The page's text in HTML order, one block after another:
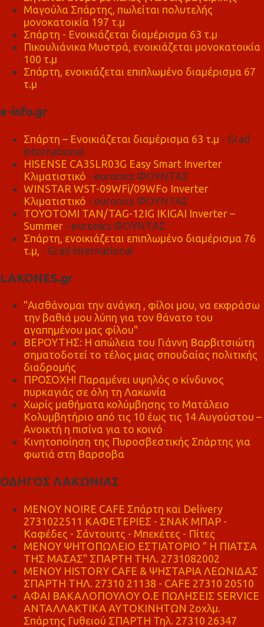
Μαγούλα Σπάρτης, πωλείται πολυτελής
μονοκατοικία 197 τ.μ
Σπάρτη - Ενοικιάζεται διαμέρισμα 63 τ.μ
Πικουλιάνικα Μυστρά, ενοικιάζεται μονοκατοικία
100 τ.μ
Σπάρτη, ενοικιάζεται επιπλωμένο διαμέρισμα 67
τ.μ
e-info.gr
Σπάρτη – Ενοικιάζεται διαμέρισμα 63 τ.μ - Grad
international
HISENSE CA35LR03G Easy Smart Inverter
Κλιματιστικό - euronics ΦΟΥΝΤΑΣ
WINSTAR WST-09WFi/09WFo Inverter
Κλιματιστικό - euronics ΦΟΥΝΤΑΣ
TOYOTOMI TAN/TAG-12IG IKIGAI Inverter –
Summer - euronics ΦΟΥΝΤΑΣ
Σπάρτη, ενοικιάζεται επιπλωμένο διαμέρισμα 76
τ.μ, - Grad international
LAKONES.gr
"Αισθάνομαι την ανάγκη , φίλοι μου, να εκφράσω
την βαθιά μου λύπη για τον θάνατο του
αγαπημένου μας φίλου"
ΒΕΡΟΥΤΗΣ: Η απώλεια του Γιάννη Βαρβιτσιώτη
σηματοδοτεί το τέλος μιας σπουδαίας πολιτικής
διαδρομής
ΠΡΟΣΟΧΗ! Παραμένει υψηλός ο κίνδυνος
πυρκαγιάς σε όλη τη Λακωνία
Χωρίς μαθήματα κολύμβησης το Ματάλειο
Κολυμβητήριο από τις 10 έως τις 14 Αυγούστου –
Ανοικτή η πισίνα για το κοινό
Κινητοποίηση της Πυροσβεστικής Σπάρτης για
φωτιά στη Βαρσοβα
ΟΔΗΓΟΣ ΛΑΚΩΝΙΑΣ
MENOY NOIRE CAFE Σπάρτη και Delivery
2731022511 ΚΑΦΕΤΕΡΙΕΣ - ΣΝΑΚ ΜΠΑΡ -
Καφέδες - Σάντουιτς - Μπεκέτες - Πίτες
ΜΕΝΟΥ ΨΗΤΟΠΩΛΕΙΟ ΕΣΤΙΑΤΟΡΙΟ " Η ΠΙΑΤΣΑ
ΤΗΣ ΜΑΣΑΣ" ΣΠΑΡΤΗ ΤΗΛ. 2731082002
ΜΕΝΟΥ HISTORY CAFE & ΨΗΣΤΑΡΙΑ ΛΕΩΝΙΔΑΣ
ΣΠΑΡΤΗ ΤΗΛ. 27310 21138 - CAFE 27310 20510
ΑΦΑΙ ΒΑΚΑΛΟΠΟΥΛΟΥ Ο.Ε ΠΩΛΗΣΕΙΣ SERVICE
ΑΝΤΑΛΛΑΚΤΙΚΑ ΑΥΤΟΚΙΝΗΤΩΝ 2οχλμ.
Σπάρτης Γυθειού ΣΠΑΡΤΗ Τηλ. 27310 26347